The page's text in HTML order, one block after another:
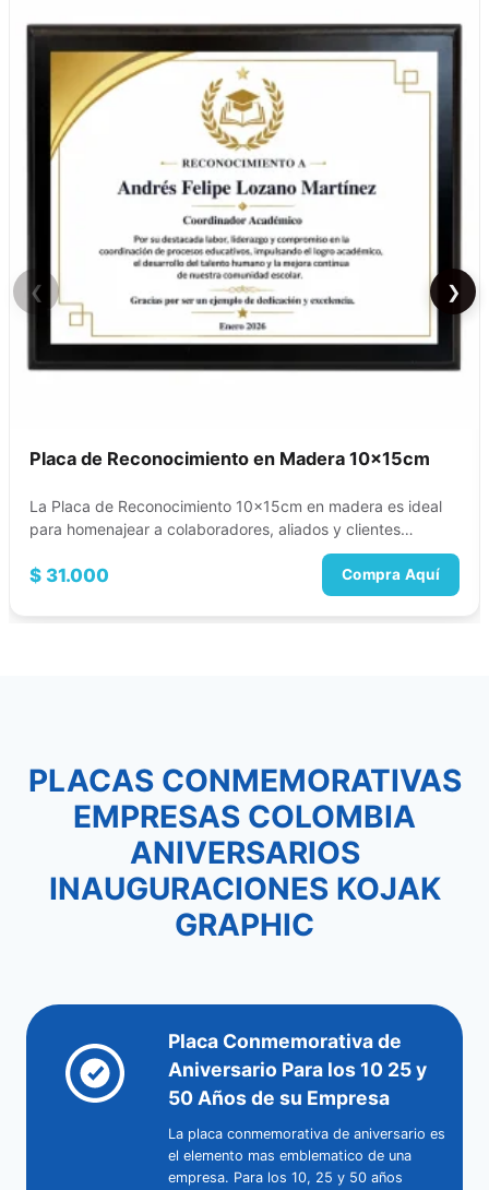
❮
Placa de Reconocimiento en Madera 10x15cm
La Placa de Reconocimiento 10x15cm en madera es ideal
para homenajear a colaboradores, aliados y clientes…
$ 31.000 Compra Aquí
❯
PLACAS CONMEMORATIVAS
EMPRESAS COLOMBIA
ANIVERSARIOS
INAUGURACIONES KOJAK
GRAPHIC
Placa Conmemorativa de
Aniversario Para los 10 25 y
50 Años de su Empresa
La placa conmemorativa de aniversario es
el elemento mas emblematico de una
empresa. Para los 10, 25 y 50 años